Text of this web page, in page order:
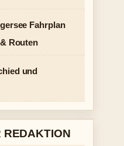
Fahrplan
Routen
und
REDAKTION